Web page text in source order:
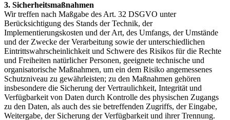
3. Sicherheitsmaßnahmen
Wir treffen nach Maßgabe des Art. 32 DSGVO unter
Berücksichtigung des Stands der Technik, der
Implementierungskosten und der Art, des Umfangs, der Umstände
und der Zwecke der Verarbeitung sowie der unterschiedlichen
Eintrittswahrscheinlichkeit und Schwere des Risikos für die Rechte
und Freiheiten natürlicher Personen, geeignete technische und
organisatorische Maßnahmen, um ein dem Risiko angemessenes
Schutzniveau zu gewährleisten; zu den Maßnahmen gehören
insbesondere die Sicherung der Vertraulichkeit, Integrität und
Verfügbarkeit von Daten durch Kontrolle des physischen Zugangs
zu den Daten, als auch des sie betreffenden Zugriffs, der Eingabe,
Weitergabe, der Sicherung der Verfügbarkeit und ihrer Trennung.